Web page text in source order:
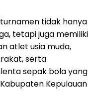
tidak hanya
tetapi juga memiliki
atlet usia muda,
serta
sepak bola yang
Kepulauan